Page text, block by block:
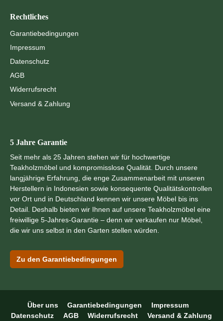
Rechtliches
Garantiebedingungen
Impressum
Datenschutz
AGB
Widerrufsrecht
Versand & Zahlung
5 Jahre Garantie
Seit mehr als 25 Jahren stehen wir für hochwertige
Teakholzmöbel und kompromisslose Qualität. Durch unsere
langjährige Erfahrung, die enge Zusammenarbeit mit unseren
Herstellern in Indonesien sowie konsequente Qualitätskontrollen
vor Ort und in Deutschland kennen wir unsere Möbel bis ins
Detail. Deshalb bieten wir Ihnen auf unsere Teakholzmöbel eine
freiwillige 5-Jahres-Garantie – denn wir verkaufen nur Möbel,
die wir uns selbst in den Garten stellen würden.
Zu den Garantiebedingungen
Über uns Garantiebedingungen
Impressum
Datenschutz
AGB Widerrufsrecht Versand & Zahlung